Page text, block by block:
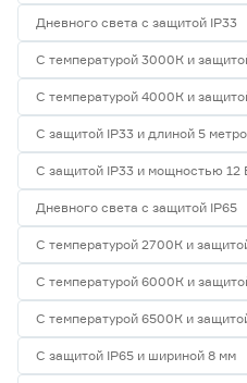
Дневного света с защитой IP33
С температурой 3000К и
С температурой 4000К и
С защитой IP33 и длиной 5
С защитой IP33 и мощностью 12
Дневного света с защитой IP65
С температурой 2700К и
С температурой 6000К и
С температурой 6500К и
С защитой IP65 и шириной 8 мм